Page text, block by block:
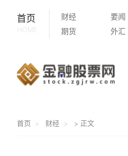
首页
HOME
财经 要闻
期货
外汇
首页 财经 > 正文